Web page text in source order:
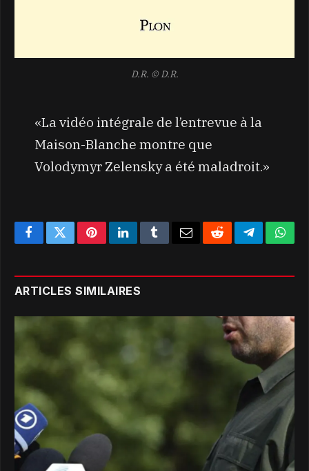
D.R. © D.R.
«La vidéo intégrale de l’entrevue à la
Maison-Blanche montre que
Volodymyr Zelensky a été maladroit.»
FacebookTwitterPinterestLinkedInTumblr EmailRedditTelegram
ARTICLES SIMILAIRES